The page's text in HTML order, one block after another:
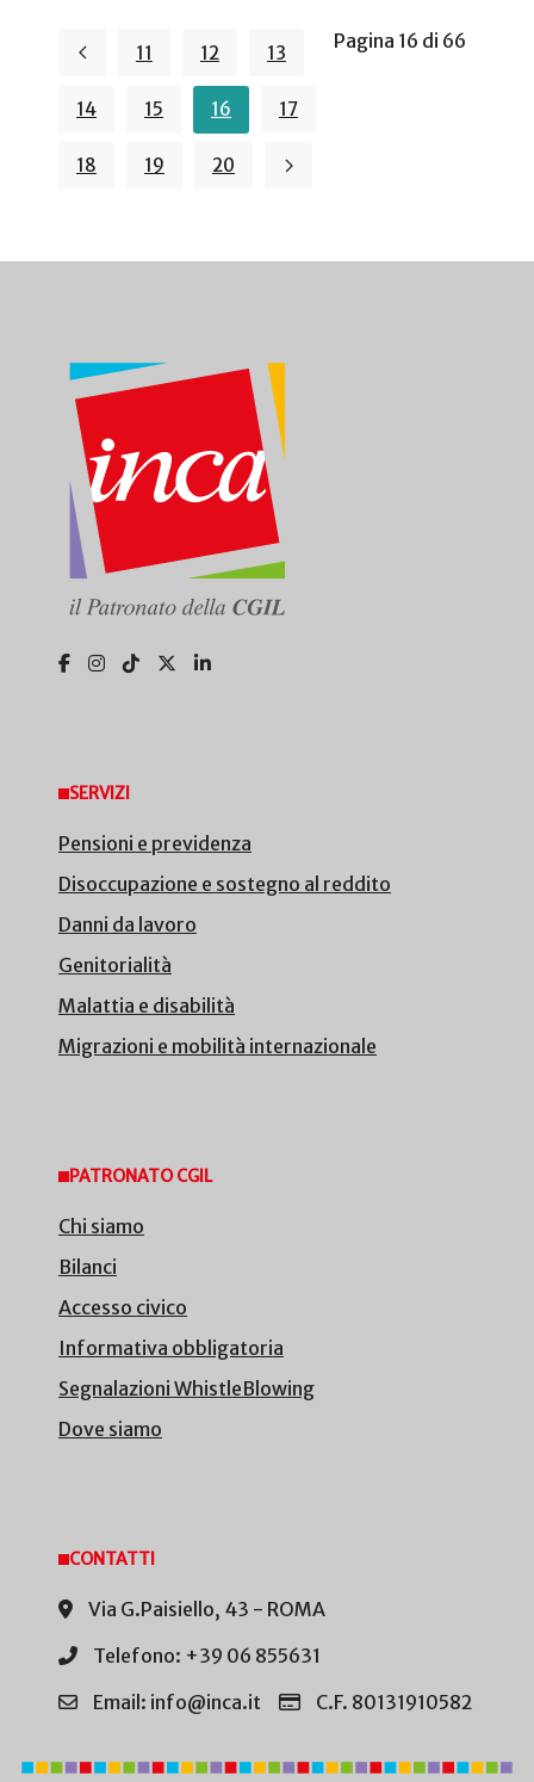
Pagina 16 di 66
11 12 13
14 15 16 17
18 19 20
SERVIZI
Pensioni e previdenza
Disoccupazione e sostegno al reddito
Danni da lavoro
Genitorialità
Malattia e disabilità
Migrazioni e mobilità internazionale
PATRONATO CGIL
Chi siamo
Bilanci
Accesso civico
Informativa obbligatoria
Segnalazioni WhistleBlowing
Dove siamo
CONTATTI
Via G.Paisiello, 43 - ROMA
Telefono: +39 06 855631
Email: info@inca.it
C.F. 80131910582